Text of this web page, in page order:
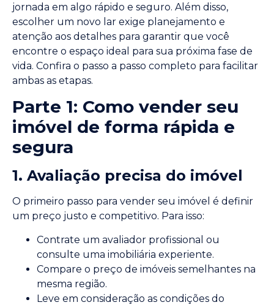
jornada em algo rápido e seguro. Além disso,
escolher um novo lar exige planejamento e
atenção aos detalhes para garantir que você
encontre o espaço ideal para sua próxima fase de
vida. Confira o passo a passo completo para facilitar
ambas as etapas.
Parte 1: Como vender seu
imóvel de forma rápida e
segura
1. Avaliação precisa do imóvel
O primeiro passo para vender seu imóvel é definir
um preço justo e competitivo. Para isso:
Contrate um avaliador profissional ou
consulte uma imobiliária experiente.
Compare o preço de imóveis semelhantes na
mesma região.
Leve em consideração as condições do